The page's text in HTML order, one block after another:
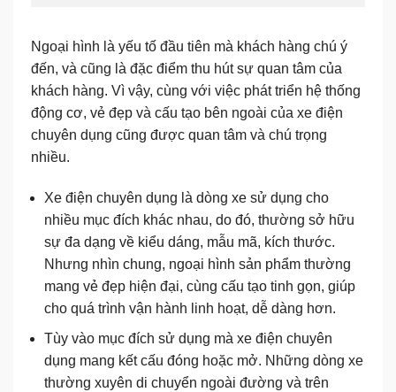
Ngoại hình là yếu tố đầu tiên mà khách hàng chú ý
đến, và cũng là đặc điểm thu hút sự quan tâm của
khách hàng. Vì vậy, cùng với việc phát triển hệ thống
động cơ, vẻ đẹp và cấu tạo bên ngoài của xe điện
chuyên dụng cũng được quan tâm và chú trọng
nhiều.
Xe điện chuyên dụng là dòng xe sử dụng cho
nhiều mục đích khác nhau, do đó, thường sở hữu
sự đa dạng về kiểu dáng, mẫu mã, kích thước.
Nhưng nhìn chung, ngoại hình sản phẩm thường
mang vẻ đẹp hiện đại, cùng cấu tạo tinh gọn, giúp
cho quá trình vận hành linh hoạt, dễ dàng hơn.
Tùy vào mục đích sử dụng mà xe điện chuyên
dụng mang kết cấu đóng hoặc mở. Những dòng xe
thường xuyên di chuyển ngoài đường và trên